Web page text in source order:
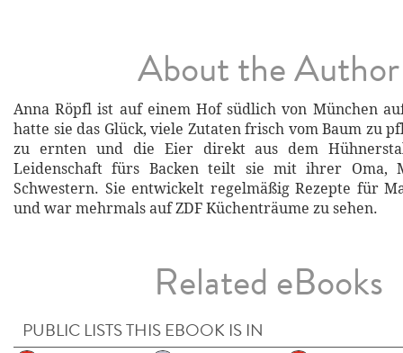
About the Author
Anna Röpfl ist auf einem Hof südlich von München
hatte sie das Glück, viele Zutaten frisch vom Baum zu
zu ernten und die Eier direkt aus dem
Leidenschaft fürs Backen teilt sie mit ihrer Oma,
Schwestern. Sie entwickelt regelmäßig Rezepte für
und war mehrmals auf ZDF Küchenträume zu sehen.
Related eBooks
PUBLIC LISTS THIS EBOOK IS IN